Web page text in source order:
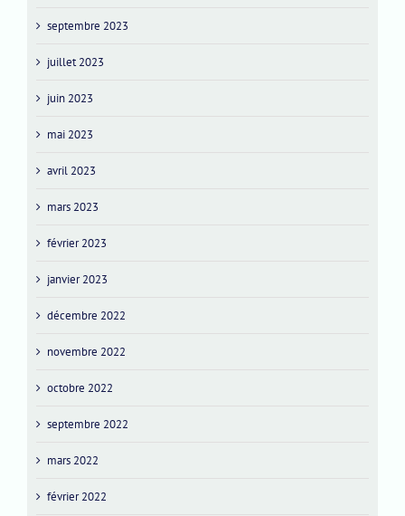
septembre 2023
juillet 2023
juin 2023
mai 2023
avril 2023
mars 2023
février 2023
janvier 2023
décembre 2022
novembre 2022
octobre 2022
septembre 2022
mars 2022
février 2022